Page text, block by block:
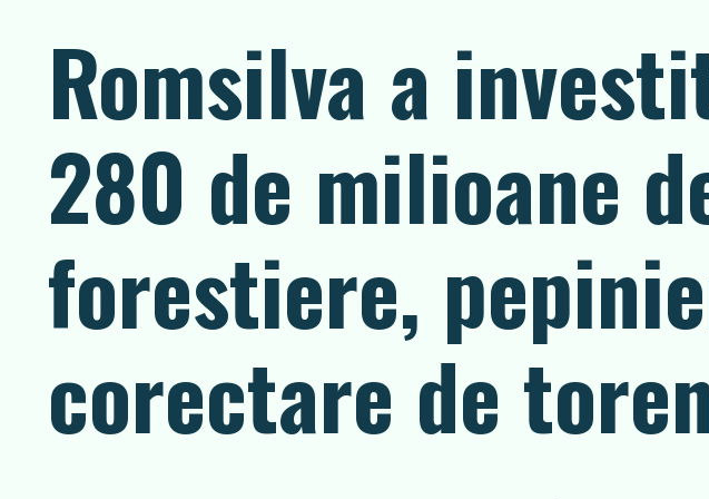
Romsilva a
280 de milioane
forestiere,
corectare de